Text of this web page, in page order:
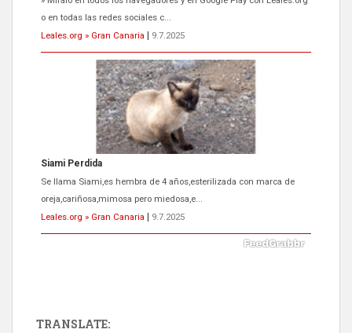
o en todas las redes sociales c...
Leales.org » Gran Canaria
9.7.2025
Siami Perdida
Se llama Siami,es hembra de 4 años,esterilizada con marca de
oreja,cariñosa,mimosa pero miedosa,e...
Leales.org » Gran Canaria
9.7.2025
TRANSLATE: